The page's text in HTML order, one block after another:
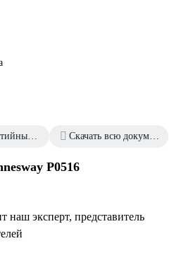
Гарантийный талон Скачать всю документацию
P0516
наш эксперт, представитель